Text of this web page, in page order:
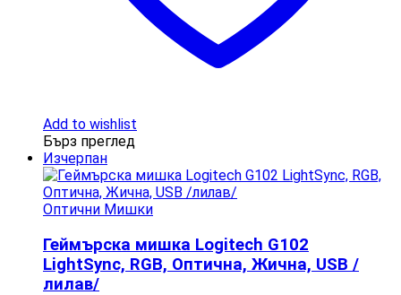
Add to wishlist
Бърз преглед
Изчерпан
Оптични Мишки
Геймърска мишка Logitech G102
LightSync, RGB, Оптична, Жична, USB /
лилав/